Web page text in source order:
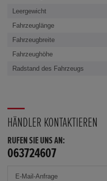
Leergewicht
Fahrzeuglänge
Fahrzeugbreite
Fahrzeughöhe
Radstand des Fahrzeugs
HÄNDLER KONTAKTIEREN
RUFEN SIE UNS AN:
063724607